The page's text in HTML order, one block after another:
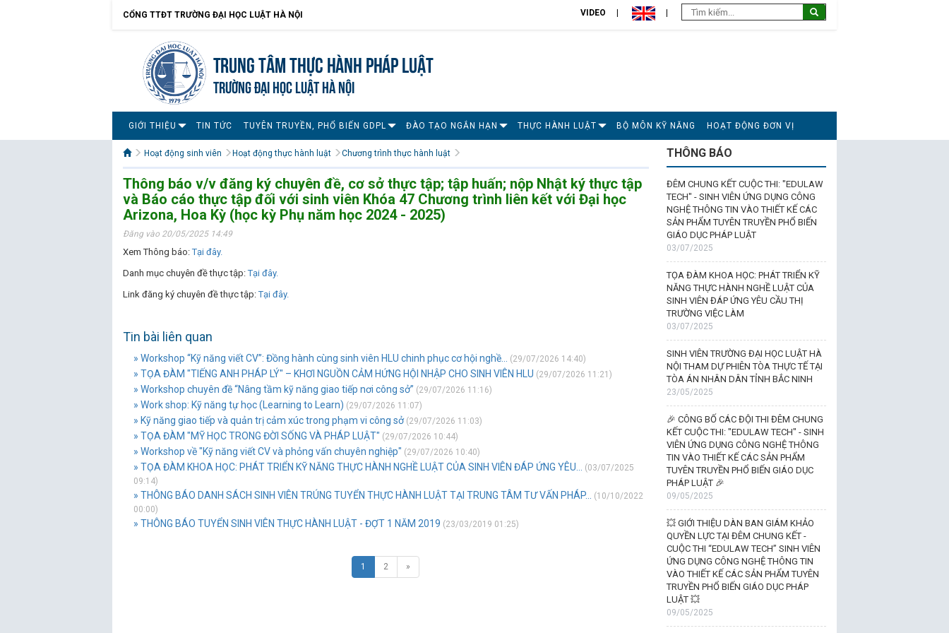
CỔNG TTĐT TRƯỜNG ĐẠI HỌC LUẬT HÀ NỘI VIDEO
Trung tâm Thực hành pháp luật
TRƯỜNG ĐẠI HỌC LUẬT HÀ NỘI
GIỚI THIỆU TIN TỨC TUYÊN TRUYỀN, PHỔ BIẾN GDPL ĐÀO TẠO NGẮN HẠN THỰC HÀNH LUẬT BỘ MÔN KỸ NĂNG HOẠT ĐỘNG ĐƠN VỊ
Hoạt động sinh viên Hoạt động thực hành luật Chương trình thực hành luật
Thông báo v/v đăng ký chuyên đề, cơ sở thực tập; tập huấn; nộp Nhật ký thực tập
và Báo cáo thực tập đối với sinh viên Khóa 47 Chương trình liên kết với Đại học
Arizona, Hoa Kỳ (học kỳ Phụ năm học 2024 - 2025)
Đăng vào 20/05/2025 14:49
Xem Thông báo:Tại đây.
Danh mục chuyên đề thực tập:Tại đây.
Link đăng ký chuyên đề thực tập:Tại đây.
Tin bài liên quan
» Workshop “Kỹ năng viết CV”: Đồng hành cùng sinh viên HLU chinh phục cơ hội nghề... (29/07/2026 14:40)
» TỌA ĐÀM "TIẾNG ANH PHÁP LÝ" – KHƠI NGUỒN CẢM HỨNG HỘI NHẬP CHO SINH VIÊN HLU (29/07/2026 11:21)
» Workshop chuyên đề “Nâng tầm kỹ năng giao tiếp nơi công sở” (29/07/2026 11:16)
» Work shop: Kỹ năng tự học (Learning to Learn) (29/07/2026 11:07)
» Kỹ năng giao tiếp và quản trị cảm xúc trong phạm vi công sở(29/07/2026 11:03)
» TỌA ĐÀM "MỸ HỌC TRONG ĐỜI SỐNG VÀ PHÁP LUẬT" (29/07/2026 10:44)
» Workshop về "Kỹ năng viết CV và phỏng vấn chuyên nghiệp" (29/07/2026 10:40)
» TỌA ĐÀM KHOA HỌC: PHÁT TRIỂN KỸ NĂNG THỰC HÀNH NGHỀ LUẬT CỦA SINH VIÊN ĐÁP ỨNG YÊU...
(03/07/2025
09:14)
» THÔNG BÁO DANH SÁCH SINH VIÊN TRÚNG TUYỂN THỰC HÀNH LUẬT TẠI TRUNG TÂM TƯ VẤN PHÁP...
(10/10/2022
00:00)
» THÔNG BÁO TUYỂN SINH VIÊN THỰC HÀNH LUẬT - ĐỢT 1 NĂM 2019 (23/03/2019 01:25)
1 2 »
THÔNG BÁO
ĐÊM CHUNG KẾT CUỘC THI: "EDULAW
TECH" - SINH VIÊN ỨNG DỤNG CÔNG
NGHỆ THÔNG TIN VÀO THIẾT KẾ CÁC
SẢN PHẨM TUYÊN TRUYỀN PHỔ BIẾN
GIÁO DỤC PHÁP LUẬT
03/07/2025
TỌA ĐÀM KHOA HỌC: PHÁT TRIỂN KỸ
NĂNG THỰC HÀNH NGHỀ LUẬT CỦA
SINH VIÊN ĐÁP ỨNG YÊU CẦU THỊ
TRƯỜNG VIỆC LÀM
03/07/2025
SINH VIÊN TRƯỜNG ĐẠI HỌC LUẬT HÀ
NỘI THAM DỰ PHIÊN TÒA THỰC TẾ TẠI
TÒA ÁN NHÂN DÂN TỈNH BẮC NINH
23/05/2025
🎉 CÔNG BỐ CÁC ĐỘI THI ĐÊM CHUNG
KẾT CUỘC THI: "EDULAW TECH" - SINH
VIÊN ỨNG DỤNG CÔNG NGHỆ THÔNG
TIN VÀO THIẾT KẾ CÁC SẢN PHẨM
TUYÊN TRUYỀN PHỔ BIẾN GIÁO DỤC
PHÁP LUẬT 🎉
09/05/2025
💥 GIỚI THIỆU DÀN BAN GIÁM KHẢO
QUYỀN LỰC TẠI ĐÊM CHUNG KẾT -
CUỘC THI “EDULAW TECH” SINH VIÊN
ỨNG DỤNG CÔNG NGHỆ THÔNG TIN
VÀO THIẾT KẾ CÁC SẢN PHẨM TUYÊN
TRUYỀN PHỔ BIẾN GIÁO DỤC PHÁP
LUẬT 💥
09/05/2025